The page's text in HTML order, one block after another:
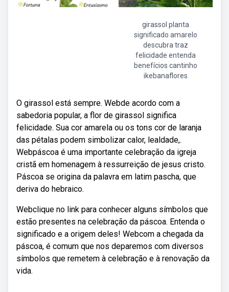
girassol planta
significado amarelo
descubra traz
felicidade entenda
benefícios cantinho
ikebanaflores
O girassol está sempre. Webde acordo com a
sabedoria popular, a flor de girassol significa
felicidade. Sua cor amarela ou os tons cor de laranja
das pétalas podem simbolizar calor, lealdade,.
Webpáscoa é uma importante celebração da igreja
cristã em homenagem à ressurreição de jesus cristo.
Páscoa se origina da palavra em latim pascha, que
deriva do hebraico.
Webclique no link para conhecer alguns símbolos que
estão presentes na celebração da páscoa. Entenda o
significado e a origem deles! Webcom a chegada da
páscoa, é comum que nos deparemos com diversos
símbolos que remetem à celebração e à renovação da
vida.